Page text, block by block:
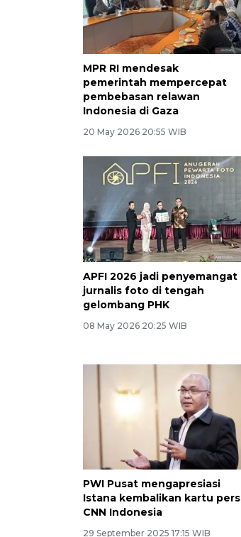
MPR RI mendesak
pemerintah mempercepat
pembebasan relawan
Indonesia di Gaza
20 May 2026 20:55 WIB
APFI 2026 jadi penyemangat
jurnalis foto di tengah
gelombang PHK
08 May 2026 20:25 WIB
PWI Pusat mengapresiasi
Istana kembalikan kartu pers
CNN Indonesia
29 September 2025 17:15 WIB